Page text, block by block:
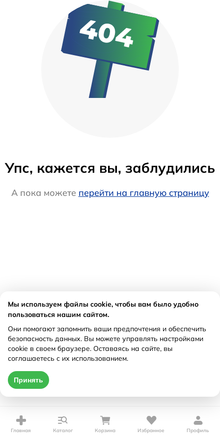
Упс, кажется вы, заблудились
А пока можете перейти на главную страницу
Главная Каталог Корзина Избранное Профиль
Мы используем файлы cookie, чтобы вам было удобно
пользоваться нашим сайтом.
Они помогают запомнить ваши предпочтения и обеспечить
безопасность данных. Вы можете управлять настройками
cookie в своем браузере. Оставаясь на сайте, вы
соглашаетесь с их использованием.
Принять